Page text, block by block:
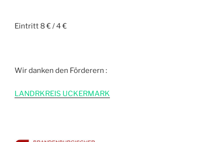
Eintritt 8 € / 4 €
Wir danken den Förderern :
LANDRKREIS UCKERMARK